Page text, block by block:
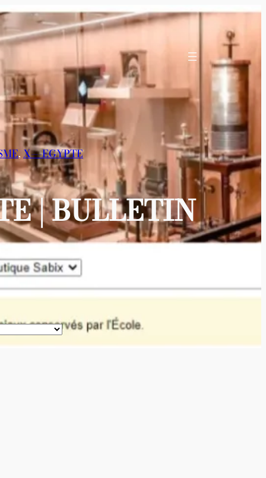
, X—-EGYPTE
| BULLETIN